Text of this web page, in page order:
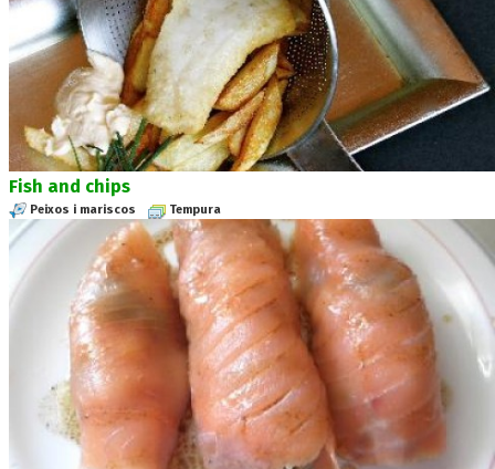
Fish and chips
Peixos i mariscos Tempura